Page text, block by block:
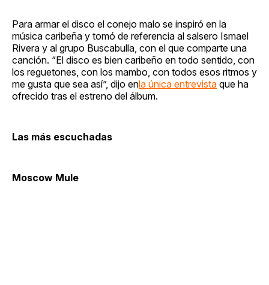
Para armar el disco el conejo malo se inspiró en la
música caribeña y tomó de referencia al salsero Ismael
Rivera y al grupo Buscabulla, con el que comparte una
canción. “El disco es bien caribeño en todo sentido, con
los reguetones, con los mambo, con todos esos ritmos y
me gusta que sea así”, dijo enla única entrevista que ha
ofrecido tras el estreno del álbum.
Las más escuchadas
Moscow Mule